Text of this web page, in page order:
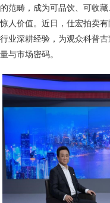
的范畴，成为可品饮、可收
惊人价值。近日，仕宏拍卖
行业深耕经验，为观众科普
量与市场密码。